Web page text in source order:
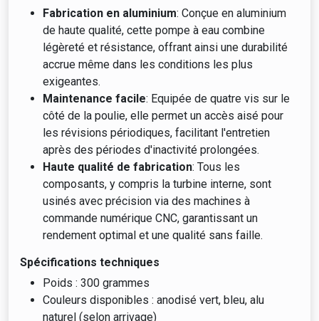
Fabrication en aluminium: Conçue en aluminium
de haute qualité, cette pompe à eau combine
légèreté et résistance, offrant ainsi une durabilité
accrue même dans les conditions les plus
exigeantes.
Maintenance facile: Equipée de quatre vis sur le
côté de la poulie, elle permet un accès aisé pour
les révisions périodiques, facilitant l'entretien
après des périodes d'inactivité prolongées.
Haute qualité de fabrication: Tous les
composants, y compris la turbine interne, sont
usinés avec précision via des machines à
commande numérique CNC, garantissant un
rendement optimal et une qualité sans faille.
Spécifications techniques
Poids : 300 grammes
Couleurs disponibles : anodisé vert, bleu, alu
naturel (selon arrivage)